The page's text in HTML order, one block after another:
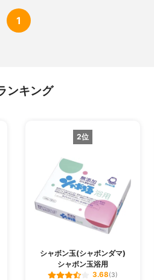
1
ンキング
2位
シャボン玉(シャボンダマ)
シャボン玉浴用
3.68(3)